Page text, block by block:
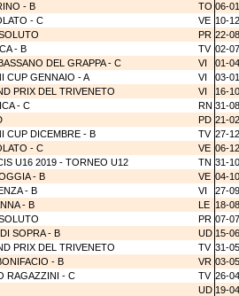
- B TO 06-
- C VE 10-
PR 22-
- B TV 02-
DEL GRAPPA - C VI
01-
CUP GENNAIO - A VI
03-
PRIX DEL TRIVENETO VI
16-
- C RN 31-
PD 21-
CUP DICEMBRE - B TV 27-
- C VE 06-
U16 2019 - TORNEO U12 TN 31-
- B VE 04-
- B VI
27-
- B LE 18-
PR 07-
SOPRA - B UD 15-
PRIX DEL TRIVENETO TV 31-
- B VR 03-
RAGAZZINI - C TV 26-
UD 19-